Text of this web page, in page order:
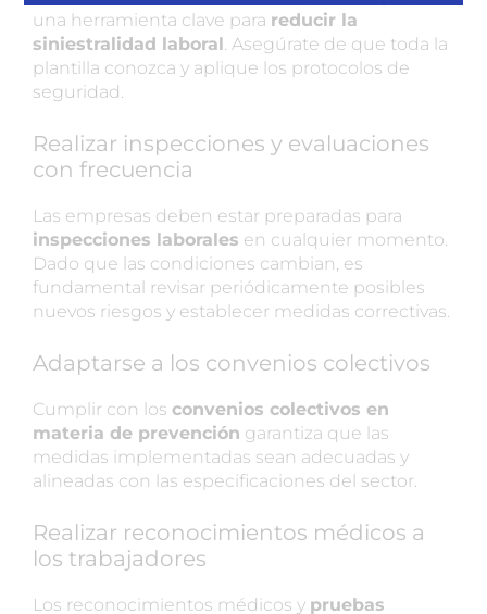
una herramienta clave para reducir la
siniestralidad laboral. Asegúrate de que toda la
plantilla conozca y aplique los protocolos de
seguridad.
Realizar inspecciones y evaluaciones
con frecuencia
Las empresas deben estar preparadas para
inspecciones laborales en cualquier momento.
Dado que las condiciones cambian, es
fundamental revisar periódicamente posibles
nuevos riesgos y establecer medidas correctivas.
Adaptarse a los convenios colectivos
Cumplir con los convenios colectivos en
materia de prevención garantiza que las
medidas implementadas sean adecuadas y
alineadas con las especificaciones del sector.
Realizar reconocimientos médicos a
los trabajadores
Los reconocimientos médicos y pruebas